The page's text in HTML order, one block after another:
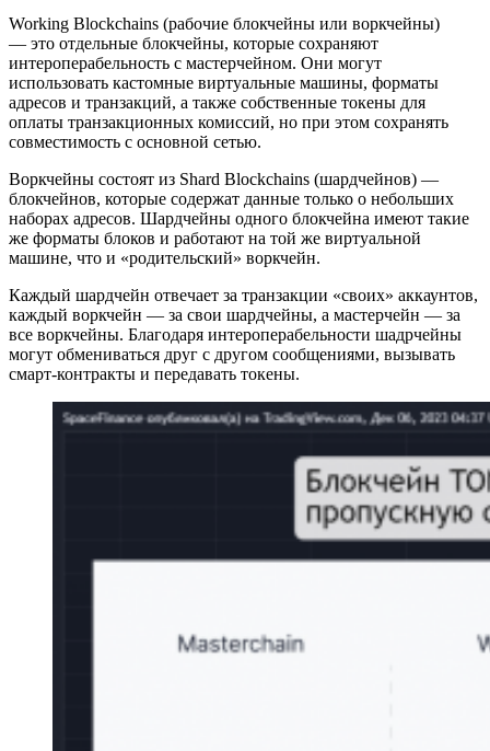
Working Blockchains (рабочие блокчейны или воркчейны)
— это отдельные блокчейны, которые сохраняют
интероперабельность с мастерчейном. Они могут
использовать кастомные виртуальные машины, форматы
адресов и транзакций, а также собственные токены для
оплаты транзакционных комиссий, но при этом сохранять
совместимость с основной сетью.
Воркчейны состоят из Shard Blockchains (шардчейнов) —
блокчейнов, которые содержат данные только о небольших
наборах адресов. Шардчейны одного блокчейна имеют такие
же форматы блоков и работают на той же виртуальной
машине, что и «родительский» воркчейн.
Каждый шардчейн отвечает за транзакции «своих» аккаунтов,
каждый воркчейн — за свои шардчейны, а мастерчейн — за
все воркчейны. Благодаря интероперабельности шадрчейны
могут обмениваться друг с другом сообщениями, вызывать
смарт-контракты и передавать токены.